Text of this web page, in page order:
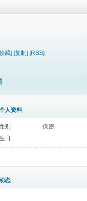
藏] [复制] [RSS]
人资料
别
保密
日
态